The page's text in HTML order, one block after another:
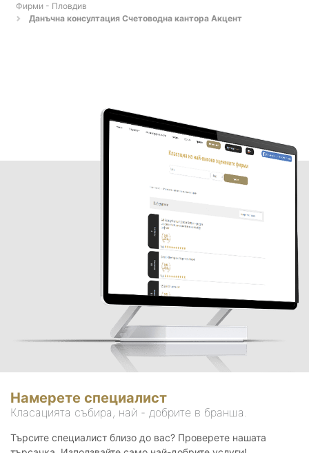
Фирми - Пловдив
Данъчна консултация Счетоводна кантора Акцент
Намерете специалист
Класацията събира, най - добрите в бранша.
Търсите специалист близо до вас? Проверете нашата